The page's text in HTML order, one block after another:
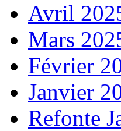
Avril
Mars
Février
Janvier
Refonte